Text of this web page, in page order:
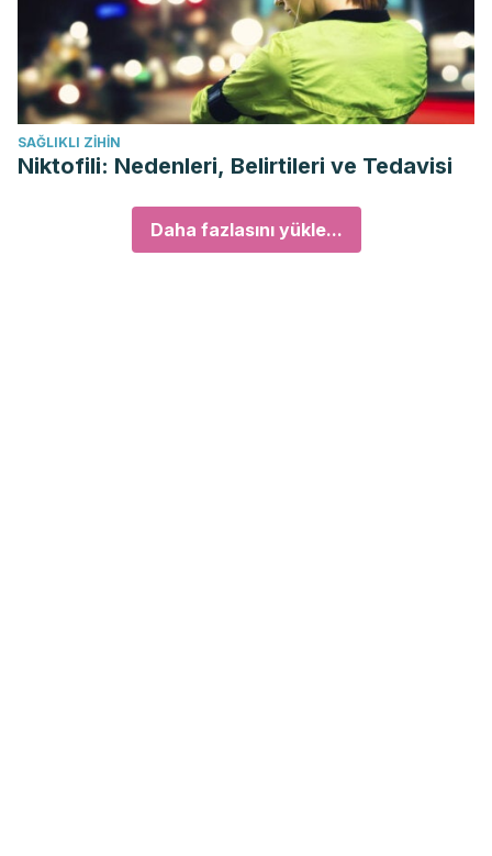
SAĞLIKLI ZIHIN
Niktofili: Nedenleri, Belirtileri ve Tedavisi
Daha fazlasını yükle...